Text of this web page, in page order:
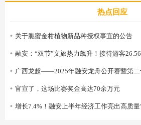
热点回应
关于脆蜜金柑植物新品种授权事宜的公告
官宣了，这场比赛奖金高达70余万元